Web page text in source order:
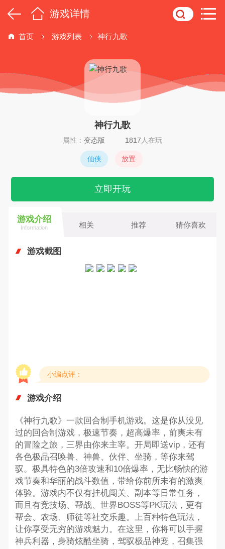
游戏详情
首页 游戏列表 神行九歌
神行九歌
属性： 变态版 1817 人在玩
仙侠 放置
立即开玩
游戏介绍
Information 相关 推荐 猜你喜欢
游戏截图
小编点评：
游戏介绍
《神行九歌》一款回合制手机游戏。这是你从没见
过的回合制游戏，极速节奏，超高爆率，前爽未有
的冒险之旅，三界由你来主宰。开局即送vip，还有
各色极品召唤兽、神兽、伙伴、坐骑，等你来驾
驭。极具特色的3倍攻速和10倍爆率，无比畅快的游
戏节奏和华丽的战斗数值，带给你前所未有的激爽
体验。游戏内不仅有挂机闯关、副本等日常任务，
而且有竞技场、帮战、世界BOSS等PK玩法，更有
帮会、农场、师徒等社交乐趣。上百种特色玩法，
让你享受无穷的游戏魅力。在这里，你将可以手握
神兵利器，身骑炫酷坐骑，驾驭极品神宠，召集强